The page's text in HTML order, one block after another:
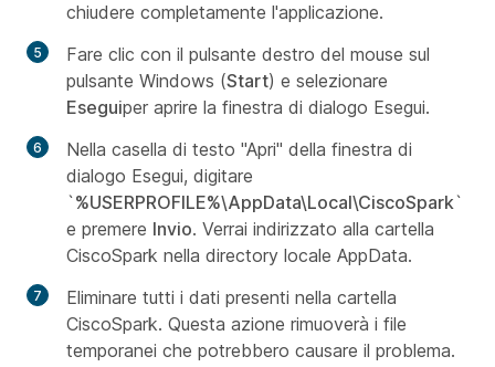
chiudere completamente l'applicazione.
Fare clic con il pulsante destro del mouse sul
pulsante Windows (Start) e selezionare
Eseguiper aprire la finestra di dialogo Esegui.
Nella casella di testo "Apri" della finestra di
dialogo Esegui, digitare
`%USERPROFILE%\AppData\Local\CiscoSpark`
e premere Invio. Verrai indirizzato alla cartella
CiscoSpark nella directory locale AppData.
Eliminare tutti i dati presenti nella cartella
CiscoSpark. Questa azione rimuoverà i file
temporanei che potrebbero causare il problema.